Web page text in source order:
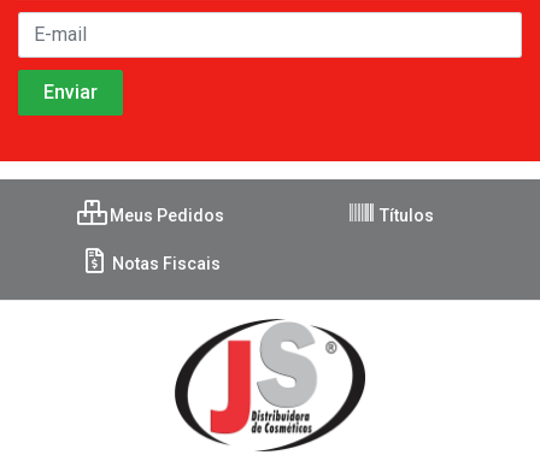
Meus Pedidos Títulos
Notas Fiscais